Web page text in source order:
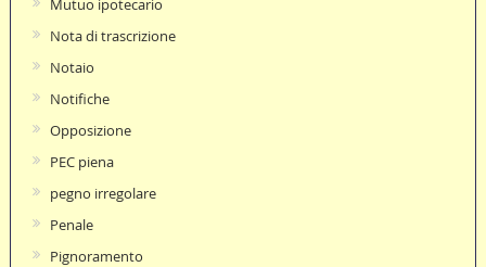
Mutuo ipotecario
Nota di trascrizione
Notaio
Notifiche
Opposizione
PEC piena
pegno irregolare
Penale
Pignoramento